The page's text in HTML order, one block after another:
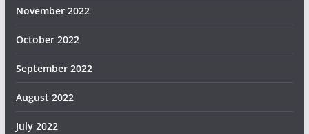
November 2022
October 2022
September 2022
August 2022
July 2022